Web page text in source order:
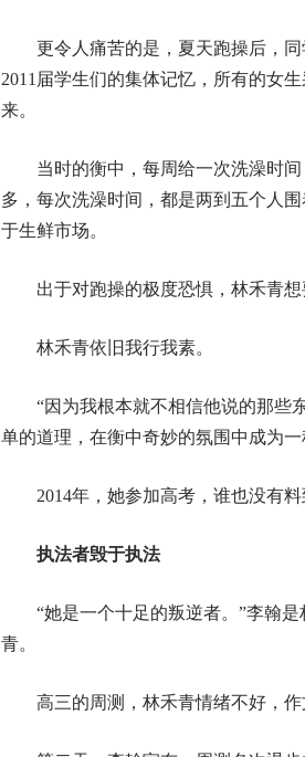
更令人痛苦的是，夏天跑操后，
2011届学生们的集体记忆，所有的女
来。
当时的衡中，每周给一次洗澡时
多，每次洗澡时间，都是两到五个人
于生鲜市场。
出于对跑操的极度恐惧，林禾青
林禾青依旧我行我素。
“因为我根本就不相信他说的那些
单的道理，在衡中奇妙的氛围中成为一
2014年，她参加高考，谁也没有
执法者毁于执法
“她是一个十足的叛逆者。”李翰
青。
高三的周测，林禾青情绪不好，